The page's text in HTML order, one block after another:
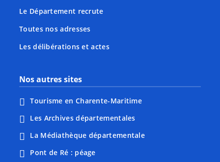
Le Département recrute
Toutes nos adresses
Les délibérations et actes
Nos autres sites
Tourisme en Charente-Maritime
Les Archives départementales
La Médiathèque départementale
Pont de Ré : péage